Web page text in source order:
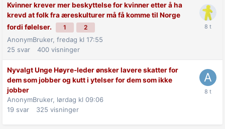
Kvinner krever mer beskyttelse for kvinner etter å ha
krevd at folk fra æreskulturer må få komme til Norge
fordi følelser.
1 2
AnonymBruker, fredag kl 17:55
25 svar 400 visninger
Nyvalgt Unge Høyre-leder ønsker lavere skatter for
dem som jobber og kutt i ytelser for dem som ikke
jobber
AnonymBruker, lørdag kl 09:06
19 svar 325 visninger